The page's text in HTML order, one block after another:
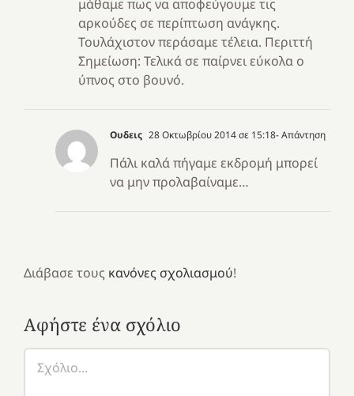
μάθαμε πως να αποφεύγουμε τις
αρκούδες σε περίπτωση ανάγκης.
Τουλάχιστον περάσαμε τέλεια. Περιττή
Σημείωση: Τελικά σε παίρνει εύκολα ο
ύπνος στο βουνό.
Ουδεις 28 Οκτωβρίου 2014 σε 15:18- Απάντηση
Πάλι καλά πήγαμε εκδρομή μπορεί
να μην προλαβαίναμε…
Διάβασε τους κανόνες σχολιασμού!
Αφήστε ένα σχόλιο